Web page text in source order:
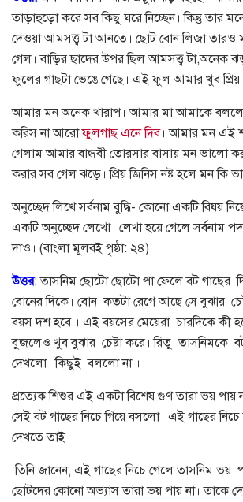
তাড়াহুড়ো করে সব কিছু ঘরে নিচ্ছেন। কিন্তু তার
দেওয়া আমসত্ত্ব টা আনতে। ছোট বোন লিজা তারও
গেল। বাড়ির ছাদের উপর ছিল আমসত্ত্ব টা,অনেক
ফুলের গাছটা ভেঙে গেছে। এই ফুল আমার খুব প্রিয়
আমার মন অনেক খারাপ। আমার মা আমাকে বললো
করিস না আরোফুলগাছ এনে দিব। আমার মন এই
গেলাম আমার বান্ধবী তোরসার বাসায় মন ভালো
করার সব গেল ঝড়ে। প্রিয় জিনিস নষ্ট হলে মন কি
অনুচ্ছেদ লিখে সর্বনাম বুদ্ধি- কোনো একটি বিষয়
একটি অনুচ্ছেদ লেখো। লেখা হয়ে গেলে সর্বনাম
দাও। (বাংলা মূলবই পৃষ্ঠা: ২৪)
উত্তর: তাসনিম ছোটো ছোটো পা ফেলে বট গাছের
বোনের দিকে। বোন কতটা রেগে আছে সে বুঝার
বয়স দশ হবে । এই বয়সের মেয়েরা চারদিকে কী
বুজলেও খুব বুঝার চেষ্টা করে। রিতু তাসনিমকে
দেখলো। কিছুই বললো না ।
প্রত্যেক শিশুর এই একটা বিশেষ গুণ তারা ভয় পায়
সেই বট গাছের নিচে গিয়ে বসলো। এই গাছের
দেখতে তাই।
তিনি জানেন, এই গাছের নিচে গেলে তাসনিম ভয়
ছোটদের কোনো অভ্যাস তারা ভয় পায় না। তাকে